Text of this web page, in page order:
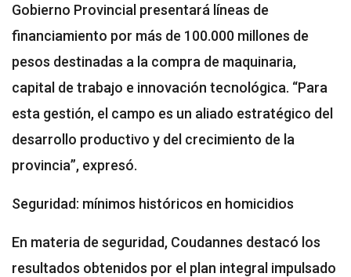
Gobierno Provincial presentará líneas de
financiamiento por más de 100.000 millones de
pesos destinadas a la compra de maquinaria,
capital de trabajo e innovación tecnológica. “Para
esta gestión, el campo es un aliado estratégico del
desarrollo productivo y del crecimiento de la
provincia”, expresó.
Seguridad: mínimos históricos en homicidios
En materia de seguridad, Coudannes destacó los
resultados obtenidos por el plan integral impulsado